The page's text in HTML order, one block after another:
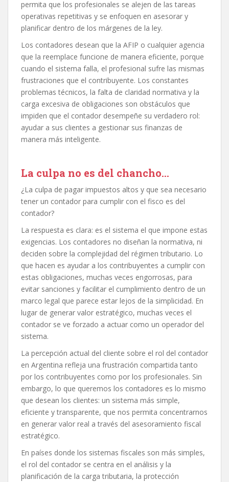
permita que los profesionales se alejen de las tareas
operativas repetitivas y se enfoquen en asesorar y
planificar dentro de los márgenes de la ley.
Los contadores desean que la AFIP o cualquier agencia
que la reemplace funcione de manera eficiente, porque
cuando el sistema falla, el profesional sufre las mismas
frustraciones que el contribuyente. Los constantes
problemas técnicos, la falta de claridad normativa y la
carga excesiva de obligaciones son obstáculos que
impiden que el contador desempeñe su verdadero rol:
ayudar a sus clientes a gestionar sus finanzas de
manera más inteligente.
La culpa no es del chancho…
¿La culpa de pagar impuestos altos y que sea necesario
tener un contador para cumplir con el fisco es del
contador?
La respuesta es clara: es el sistema el que impone estas
exigencias. Los contadores no diseñan la normativa, ni
deciden sobre la complejidad del régimen tributario. Lo
que hacen es ayudar a los contribuyentes a cumplir con
estas obligaciones, muchas veces engorrosas, para
evitar sanciones y facilitar el cumplimiento dentro de un
marco legal que parece estar lejos de la simplicidad. En
lugar de generar valor estratégico, muchas veces el
contador se ve forzado a actuar como un operador del
sistema.
La percepción actual del cliente sobre el rol del contador
en Argentina refleja una frustración compartida tanto
por los contribuyentes como por los profesionales. Sin
embargo, lo que queremos los contadores es lo mismo
que desean los clientes: un sistema más simple,
eficiente y transparente, que nos permita concentrarnos
en generar valor real a través del asesoramiento fiscal
estratégico.
En países donde los sistemas fiscales son más simples,
el rol del contador se centra en el análisis y la
planificación de la carga tributaria, la protección